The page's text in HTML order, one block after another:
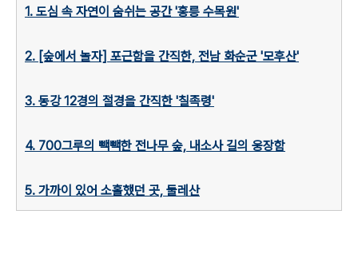
1. 도심 속 자연이 숨쉬는 공간 '홍릉 수목원'
2. [숲에서 놀자] 포근함을 간직한, 전남 화순군 '모후산'
3. 동강 12경의 절경을 간직한 '칠족령'
4. 700그루의 빽빽한 전나무 숲, 내소사 길의 웅장함
5. 가까이 있어 소홀했던 곳, 둘레산